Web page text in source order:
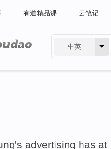
有道精品课 云笔记
中英
advertising has at